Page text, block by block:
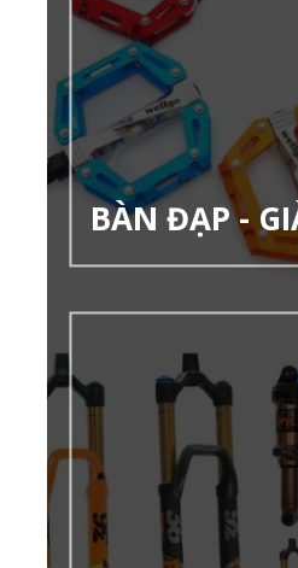
BÀN ĐẠP -